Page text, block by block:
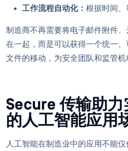
工作流程自动化： 根据时间
制造商不再需要将电子邮件附件
在一起，而是可以获得一个统一
文件的移动，为安全团队和监管机
Secure 传输助
的人工智能应用
人工智能在制造业中的应用不能